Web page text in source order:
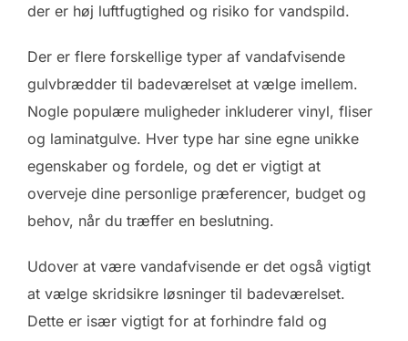
der er høj luftfugtighed og risiko for vandspild.
Der er flere forskellige typer af vandafvisende
gulvbrædder til badeværelset at vælge imellem.
Nogle populære muligheder inkluderer vinyl, fliser
og laminatgulve. Hver type har sine egne unikke
egenskaber og fordele, og det er vigtigt at
overveje dine personlige præferencer, budget og
behov, når du træffer en beslutning.
Udover at være vandafvisende er det også vigtigt
at vælge skridsikre løsninger til badeværelset.
Dette er især vigtigt for at forhindre fald og